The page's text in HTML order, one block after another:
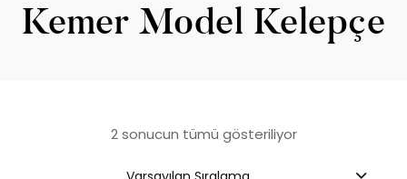
Kemer Model Kelepçe
2 sonucun tümü gösteriliyor